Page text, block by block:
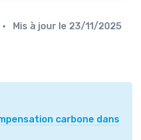
• Mis à jour le 23/11/2025
carbone dans